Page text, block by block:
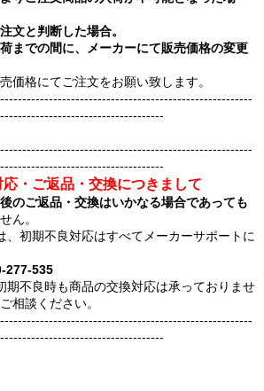
文と判断した場合。
までの間に、メーカーにて販売価格の変更
格にてご注文をお願い致します。
・ご返品・交換につきまして
のご返品・交換はいかなる場合であっても
ん。
、初期不良対応はすべてメーカーサポートに
277-535
不良時も商品の交換対応は承っておりませ
相談ください。